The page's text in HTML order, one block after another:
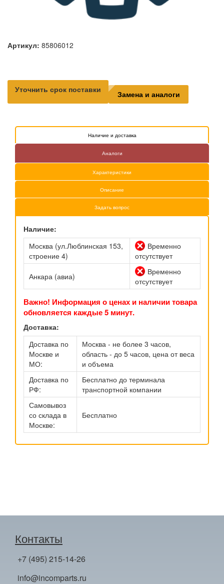
Артикул: 85806012
Уточнить срок поставки Замена и аналоги
Наличие и доставка
Аналоги
Характеристики
Описание
Задать вопрос
Наличие:
Москва (ул.Люблинская 153,
строение 4)
Временно
отсутствует
Анкара (авиа)
Временно
отсутствует
Важно! Информация о ценах и наличии товара
обновляется каждые 5 минут.
Доставка:
Доставка по
Москве и
МО:
Москва - не более 3 часов,
область - до 5 часов, цена от веса
и объема
Доставка по
РФ:
Бесплатно до терминала
транспортной компании
Самовывоз
со склада в
Москве:
Бесплатно
Контакты
+7 (495) 215-14-26
info@incomparts.ru